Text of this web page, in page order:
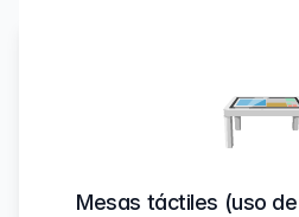
Mesas táctiles (uso